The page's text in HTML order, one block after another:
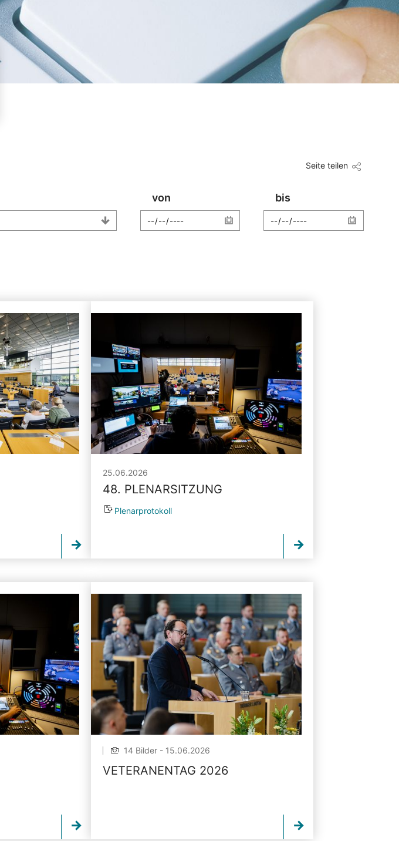
Seite teilen
von bis
25.06.2026
48. PLENARSITZUNG
Plenarprotokoll
14 Bilder - 15.06.2026
VETERANENTAG 2026